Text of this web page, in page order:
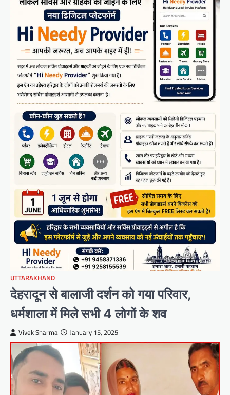
UTTARAKHAND
देहरादून से बालाजी दर्शन को गया परिवार,
धर्मशाला में मिले सभी 4 लोगों के शव
Vivek Sharma January 15, 2025